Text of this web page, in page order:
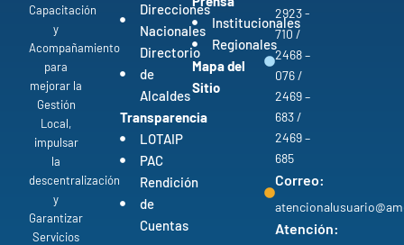
Capacitación
y
Acompañamiento
para
mejorar la
Gestión
Local,
impulsar
la
descentralización
y
Garantizar
Servicios
Direcciones
Nacionales
Directorio
de
Alcaldes
Transparencia
LOTAIP
PAC
Rendición
de
Cuentas
Institucionales
Regionales
Mapa del
Sitio
2923 -
710 /
2468 –
076 /
2469 –
683 /
2469 –
685
Correo:
Atención: